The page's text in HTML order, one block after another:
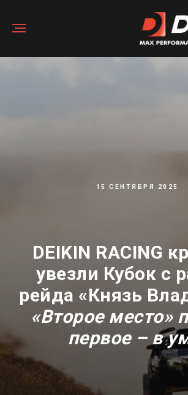
15 СЕНТЯБРЯ 2025
DEIKIN RACING
увезли Кубок с
рейда «Князь
«Второе место»
первое – в